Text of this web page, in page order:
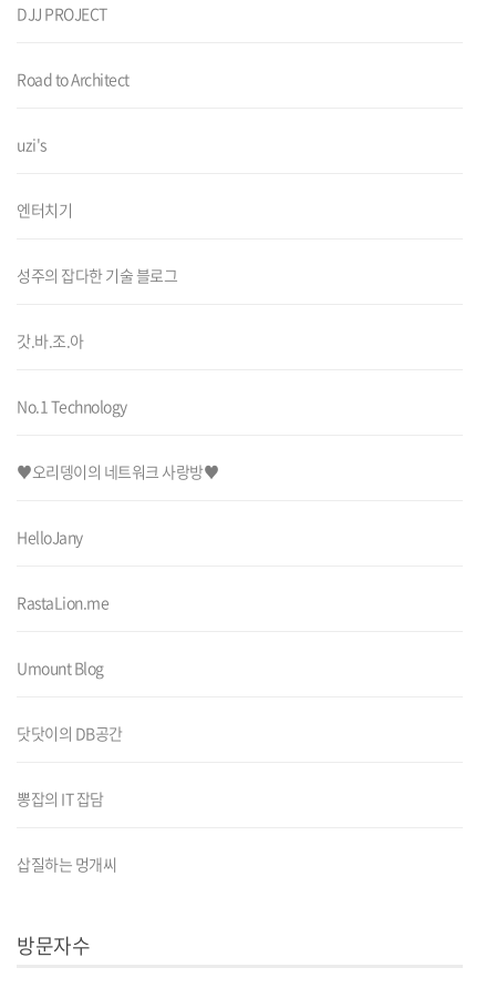
DJJ PROJECT
Road to Architect
uzi's
엔터치기
성주의 잡다한 기술 블로그
갓.바.조.아
No.1 Technology
♥오리뎅이의 네트워크 사랑방♥
HelloJany
RastaLion.me
Umount Blog
닷닷이의 DB공간
뽕잡의 IT 잡담
삽질하는 멍개씨
방문자수